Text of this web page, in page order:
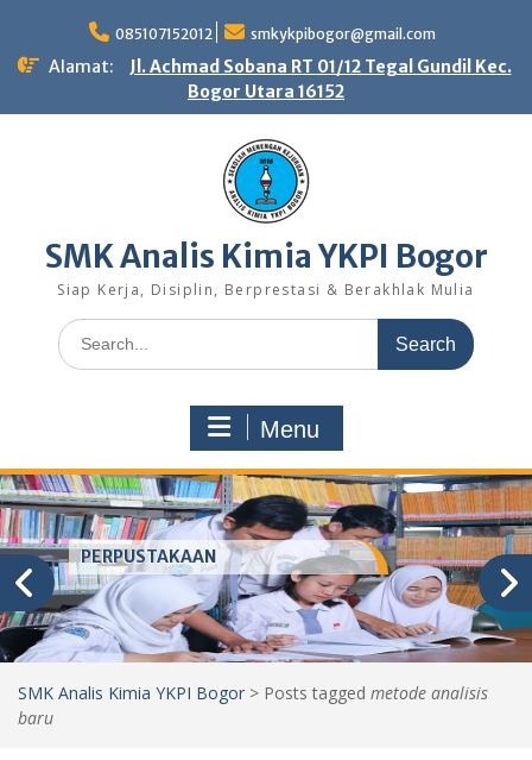
content
085107152012 smkykpibogor@gmail.com
Alamat:
Jl. Achmad Sobana RT 01/12 Tegal Gundil Kec.
Bogor Utara 16152
SMK Analis Kimia YKPI Bogor
Siap Kerja, Disiplin, Berprestasi & Berakhlak Mulia
Search
for:
Menu
PERPUSTAKAAN
SMK Analis Kimia YKPI Bogor > Posts tagged metode analisis
baru